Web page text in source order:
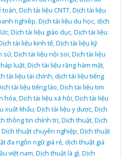
toán,Dịch tài liệu CNTT,Dịch tài liệu
nghiêp,Dịch tài liệu du học,dịch
,Dịch tài liệu giáo dục,Dịch tài liệu
tài liệu kinh tế,Dịch tài liệu kỹ
sử,Dịch tài liệu nội soi,Dịch tài liệu
luật,Dịch tài liệu răng hàm mặt,
tài liệu tài chính,dịch tài liệu tiếng
tài liệu tiếng lào,Dịch tài liệu tim
hóa,Dịch tài liệu xã hội,Dịch tài liệu
xuất khẩu,Dịch tài liệu y dược,Dịch
thông tin chính trị,Dịch thuật,Dịch
Dịch thuật chuyên nghiệp,Dịch thuật
đa ngôn ngữ giá rẻ,dịch thuật giá
việt nam,Dịch thuật là gì,Dịch